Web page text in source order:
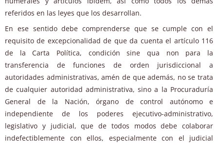
referidos en las leyes que los desarrollan.
En ese sentido debe comprenderse que se cumple con el
requisito de excepcionalidad de que da cuenta el artículo 116
de la Carta Política, condición sine qua non para la
transferencia de funciones de orden jurisdiccional a
autoridades administrativas, amén de que además, no se trata
de cualquier autoridad administrativa, sino a la Procuraduría
General de la Nación, órgano de control autónomo e
independiente de los poderes ejecutivo-administrativo,
legislativo y judicial, que de todos modos debe colaborar
indefectiblemente con ellos, especialmente con el judicial